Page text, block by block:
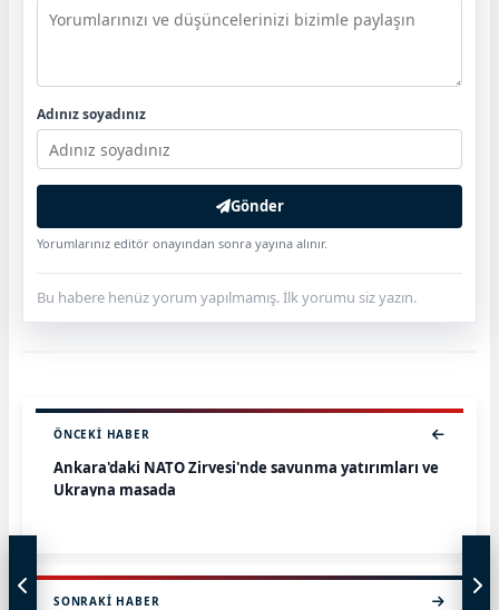
Adınız soyadınız
Gönder
Yorumlarınız editör onayından sonra yayına alınır.
Bu habere henüz yorum yapılmamış. İlk yorumu siz yazın.
ÖNCEKI HABER
Ankara'daki NATO Zirvesi'nde savunma yatırımları ve
Ukrayna masada
SONRAKI HABER